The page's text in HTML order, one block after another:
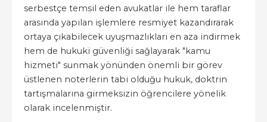
serbestçe temsil eden avukatlar ile hem taraflar
arasında yapılan işlemlere resmiyet kazandırarak
ortaya çıkabilecek uyuşmazlıkları en aza indirmek
hem de hukuki güvenliği sağlayarak "kamu
hizmeti" sunmak yönünden önemli bir görev
üstlenen noterlerin tabi olduğu hukuk, doktrin
tartışmalarına girmeksizin öğrencilere yönelik
olarak incelenmiştir.